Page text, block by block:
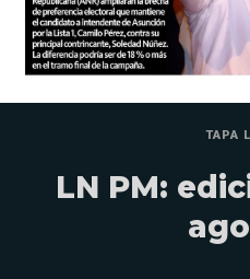
TAPA
LN PM: